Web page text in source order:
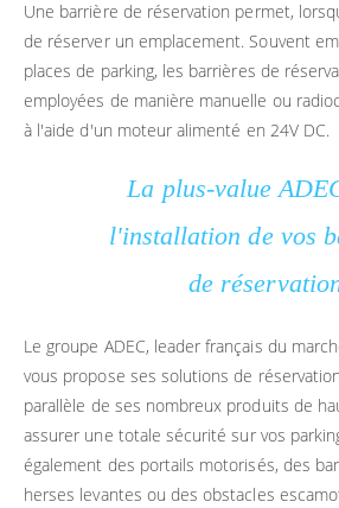
Une barrière de réservation permet,
de réserver un emplacement. Souvent
places de parking, les barrières de
employées de manière manuelle ou
à l'aide d'un moteur alimenté en 24V DC.
La plus-value
l'installation de vos
de
Le groupe ADEC, leader français du
vous propose ses solutions de
parallèle de ses nombreux produits de
assurer une totale sécurité sur vos
également des portails motorisés, des
herses levantes ou des obstacles